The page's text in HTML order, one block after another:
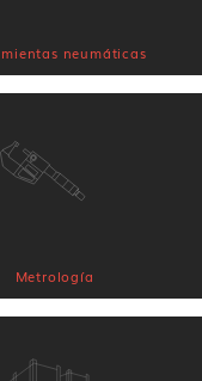
neumáticas
Metrología